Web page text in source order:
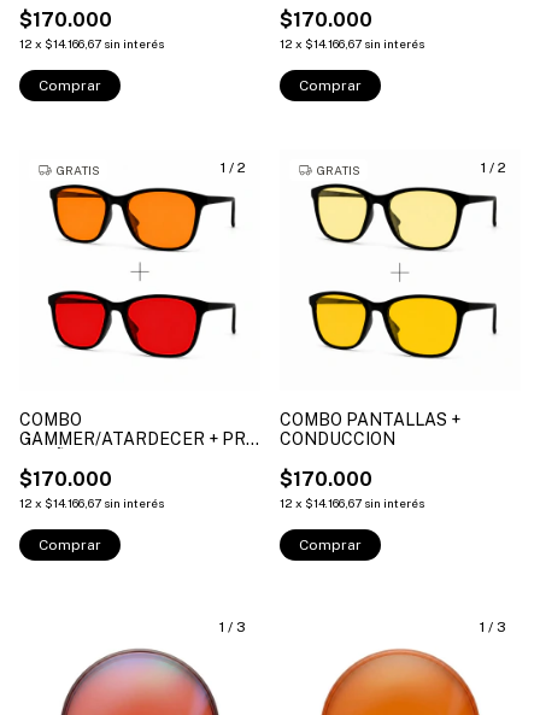
$170.000
12 x $14.166,67 sin interés
$170.000
12 x $14.166,67 sin interés
1 / 2
GRATIS
COMBO
GAMMER/ATARDECER + PRE
$170.000
12 x $14.166,67 sin interés
1 / 2
GRATIS
COMBO PANTALLAS +
CONDUCCION
$170.000
12 x $14.166,67 sin interés
1 / 3 1 / 3